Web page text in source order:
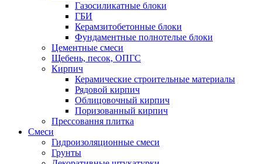
Газосиликатные блоки
ГБИ
Керамзитобетонные блоки
Фундаментные полнотелые блоки
Цементные смеси
Щебень, песок, ОПГС
Кирпич
Керамические строительные материалы
Рядовой кирпич
Облицовочный кирпич
Поризованный кирпич
Прессовання плитка
Смеси
Гидроизоляционные смеси
Грунты